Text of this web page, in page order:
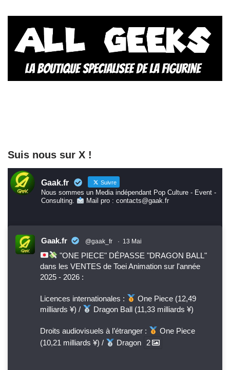
Suis nous sur X !
Gaak.fr Suivre
Nous sommes un Media indépendant Pop Culture - Event -
Consulting.
Mail pro : contacts@gaak.fr
Gaak.fr @gaak_fr · 13 Mai
"ONE PIECE" DÉPASSE "DRAGON BALL"
dans les VENTES de Toei Animation sur l'année
2025 - 2026 :
Licences internationales :
One Piece (12,49
milliards ¥) /
Dragon Ball (11,33 milliards ¥)
Droits audiovisuels à l’étranger :
One Piece
(10,21 milliards ¥) /
Dragon 2